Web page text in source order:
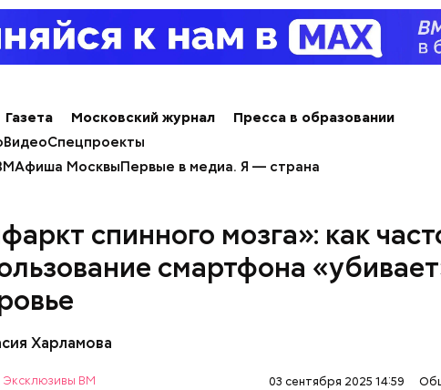
Газета Московский журнал
Пресса в образовании
ВидеоСпецпроекты
Афиша МосквыПервые в медиа. Я — страна
спинного мозга»: как
смартфона
Харламова
Эксклюзивы ВМ 03 сентября 2025 14:59